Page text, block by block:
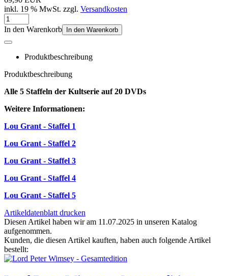
inkl. 19 % MwSt. zzgl. Versandkosten
In den Warenkorb In den Warenkorb
Produktbeschreibung
Produktbeschreibung
Alle 5 Staffeln der Kultserie auf 20 DVDs
Weitere Informationen:
Lou Grant - Staffel 1
Lou Grant - Staffel 2
Lou Grant - Staffel 3
Lou Grant - Staffel 4
Lou Grant - Staffel 5
Artikeldatenblatt drucken
Diesen Artikel haben wir am 11.07.2025 in unseren Katalog
aufgenommen.
Kunden, die diesen Artikel kauften, haben auch folgende Artikel
bestellt: